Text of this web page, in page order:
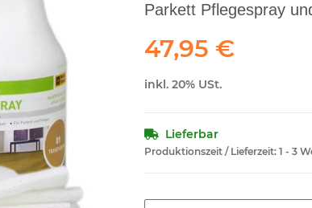
Parkett Pflegespray
47,95 €
inkl. 20% USt.
Lieferbar
Produktionszeit / Lieferzeit: 1 - 3